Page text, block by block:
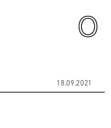
18.09.2021